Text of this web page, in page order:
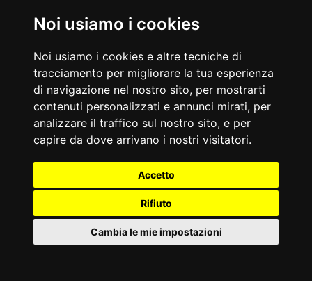
Noi usiamo i cookies
Noi usiamo i cookies e altre tecniche di
tracciamento per migliorare la tua esperienza
di navigazione nel nostro sito, per mostrarti
contenuti personalizzati e annunci mirati, per
analizzare il traffico sul nostro sito, e per
capire da dove arrivano i nostri visitatori.
Accetto
Rifiuto
Cambia le mie impostazioni
Nati Oggi
09/08/1960
Attrice e conduttrice televisiva italiana
09/08/1663
Principe italiano
Accadde Oggi
09/08/1892
Thomas Edison ottiene il brevetto per il telegrafo bidirezionale.
09/08/1962
Muore lo scrittore Herman Hesse, Premio Nobel.
Aforismi
Nulla contribuisce meglio alla nostra serenità del non aver
So che bisogna dare a Dio ciò che è di Dio, ma il Papa non è Dio.